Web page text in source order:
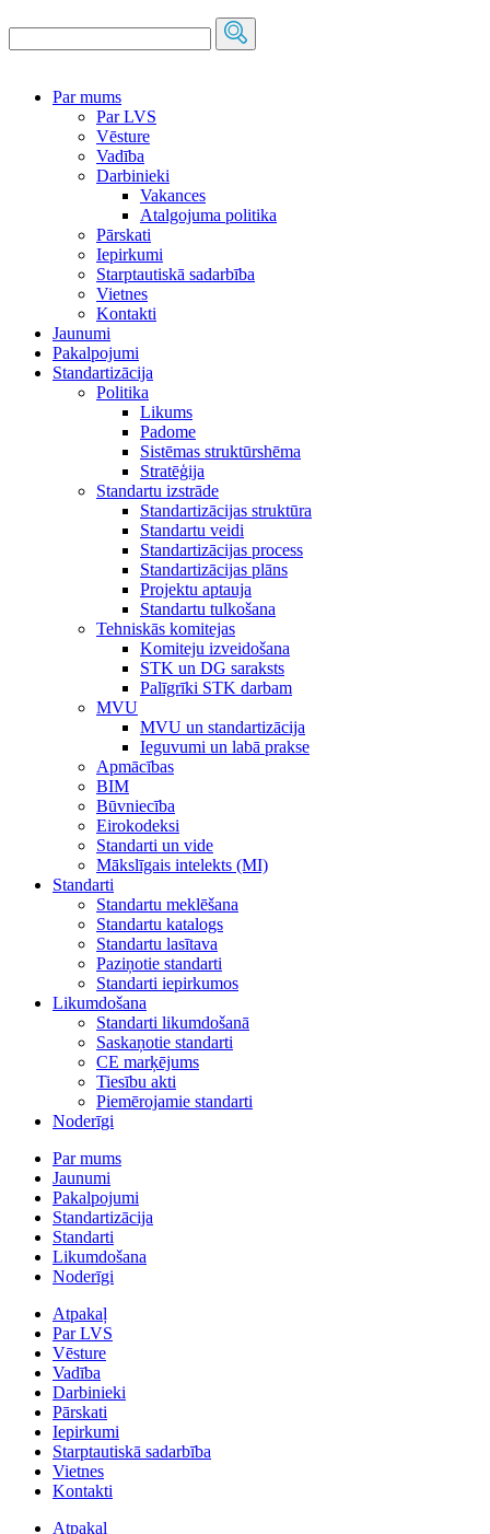
Par mums
Par LVS
Vēsture
Vadība
Darbinieki
Vakances
Atalgojuma politika
Pārskati
Iepirkumi
Starptautiskā sadarbība
Vietnes
Kontakti
Jaunumi
Pakalpojumi
Standartizācija
Politika
Likums
Padome
Sistēmas struktūrshēma
Stratēģija
Standartu izstrāde
Standartizācijas struktūra
Standartu veidi
Standartizācijas process
Standartizācijas plāns
Projektu aptauja
Standartu tulkošana
Tehniskās komitejas
Komiteju izveidošana
STK un DG saraksts
Palīgrīki STK darbam
MVU
MVU un standartizācija
Ieguvumi un labā prakse
Apmācības
BIM
Būvniecība
Eirokodeksi
Standarti un vide
Mākslīgais intelekts (MI)
Standarti
Standartu meklēšana
Standartu katalogs
Standartu lasītava
Paziņotie standarti
Standarti iepirkumos
Likumdošana
Standarti likumdošanā
Saskaņotie standarti
CE marķējums
Tiesību akti
Piemērojamie standarti
Noderīgi
Par mums
Jaunumi
Pakalpojumi
Standartizācija
Standarti
Likumdošana
Noderīgi
Atpakaļ
Par LVS
Vēsture
Vadība
Darbinieki
Pārskati
Iepirkumi
Starptautiskā sadarbība
Vietnes
Kontakti
Atpakaļ